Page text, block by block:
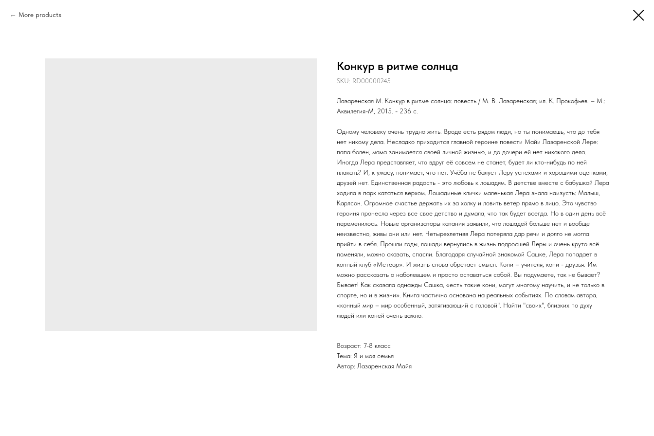
More products
Конкур в ритме солнца
SKU: RD00000245
Лазаренская М. Конкур в ритме солнца: повесть / М. В. Лазаренская; ил. К. Прокофьев. – М.:
Аквилегия-М, 2015. - 236 с.
Одному человеку очень трудно жить. Вроде есть рядом люди, но ты понимаешь, что до тебя
нет никому дела. Несладко приходится главной героине повести Майи Лазаренской Лере:
папа болен, мама занимается своей личной жизнью, и до дочери ей нет никакого дела.
Иногда Лера представляет, что вдруг её совсем не станет, будет ли кто-нибудь по ней
плакать? И, к ужасу, понимает, что нет. Учёба не балует Леру успехами и хорошими оценками,
друзей нет. Единственная радость - это любовь к лошадям. В детстве вместе с бабушкой Лера
ходила в парк кататься верхом. Лошадиные клички маленькая Лера знала наизусть: Малыш,
Карлсон. Огромное счастье держать их за холку и ловить ветер прямо в лицо. Это чувство
героиня пронесла через все свое детство и думала, что так будет всегда. Но в один день всё
переменилось. Новые организаторы катания заявили, что лошадей больше нет и вообще
неизвестно, живы они или нет. Четырехлетняя Лера потеряла дар речи и долго не могла
прийти в себя. Прошли годы, лошади вернулись в жизнь подросшей Леры и очень круто всё
поменяли, можно сказать, спасли. Благодаря случайной знакомой Сашке, Лера попадает в
конный клуб «Метеор». И жизнь снова обретает смысл. Кони – учителя, кони - друзья. Им
можно рассказать о наболевшем и просто оставаться собой. Вы подумаете, так не бывает?
Бывает! Как сказала однажды Сашка, «есть такие кони, могут многому научить, и не только в
спорте, но и в жизни». Книга частично основана на реальных событиях. По словам автора,
«конный мир – мир особенный, затягивающий с головой". Найти "своих", близких по духу
людей или коней очень важно.
Возраст: 7-8 класс
Тема: Я и моя семья
Автор: Лазаренская Майя